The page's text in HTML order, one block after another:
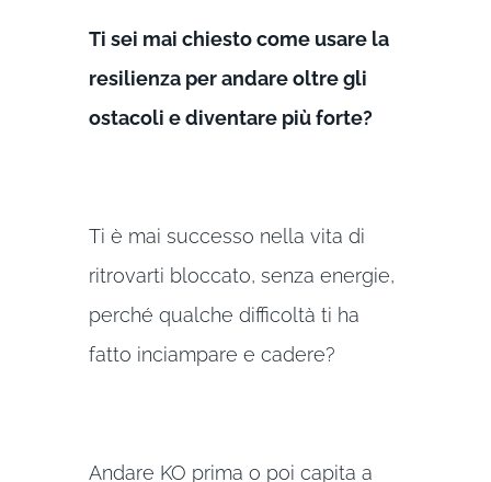
Ti sei mai chiesto come usare la
resilienza per andare oltre gli
ostacoli e diventare più forte?
Ti è mai successo nella vita di
ritrovarti bloccato, senza energie,
perché qualche difficoltà ti ha
fatto inciampare e cadere?
Andare KO prima o poi capita a